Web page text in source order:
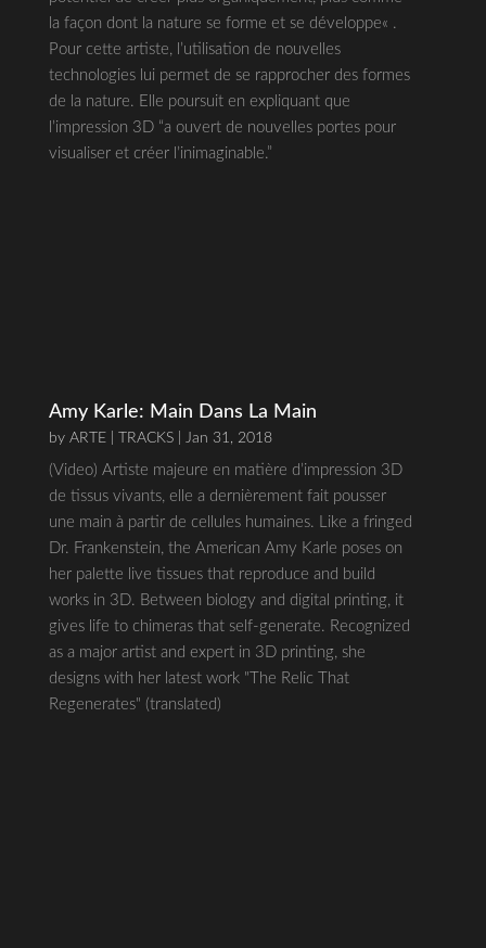
la façon dont la nature se forme et se développe« .
Pour cette artiste, l’utilisation de nouvelles
technologies lui permet de se rapprocher des formes
de la nature. Elle poursuit en expliquant que
l’impression 3D “a ouvert de nouvelles portes pour
visualiser et créer l’inimaginable.”
Amy Karle: Main Dans La Main
by ARTE | TRACKS| Jan 31, 2018
(Video) Artiste majeure en matière d’impression 3D
de tissus vivants, elle a dernièrement fait pousser
une main à partir de cellules humaines. Like a fringed
Dr. Frankenstein, the American Amy Karle poses on
her palette live tissues that reproduce and build
works in 3D. Between biology and digital printing, it
gives life to chimeras that self-generate. Recognized
as a major artist and expert in 3D printing, she
designs with her latest work "The Relic That
Regenerates" (translated)